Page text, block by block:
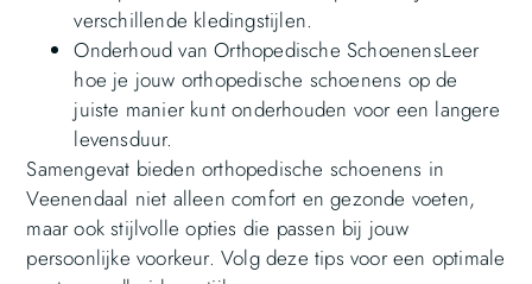
verschillende kledingstijlen.
Onderhoud van Orthopedische SchoenensLeer
hoe je jouw orthopedische schoenens op de
juiste manier kunt onderhouden voor een langere
levensduur.
Samengevat bieden orthopedische schoenens in
Veenendaal niet alleen comfort en gezonde voeten,
maar ook stijlvolle opties die passen bij jouw
persoonlijke voorkeur. Volg deze tips voor een optimale